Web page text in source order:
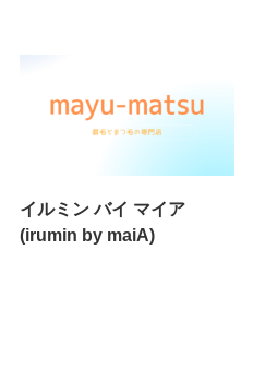
イルミン バイ マイア
(irumin by maiA)